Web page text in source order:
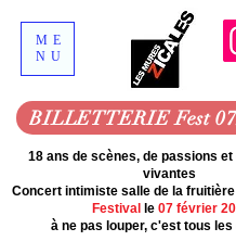
ME
NU
MENU
18 ans de scènes, de passions
vivantes
Concert intimiste salle de la fruitière
Festival
le 07 février
à ne pas louper, c'est tous les
BILLETTERIE Fest